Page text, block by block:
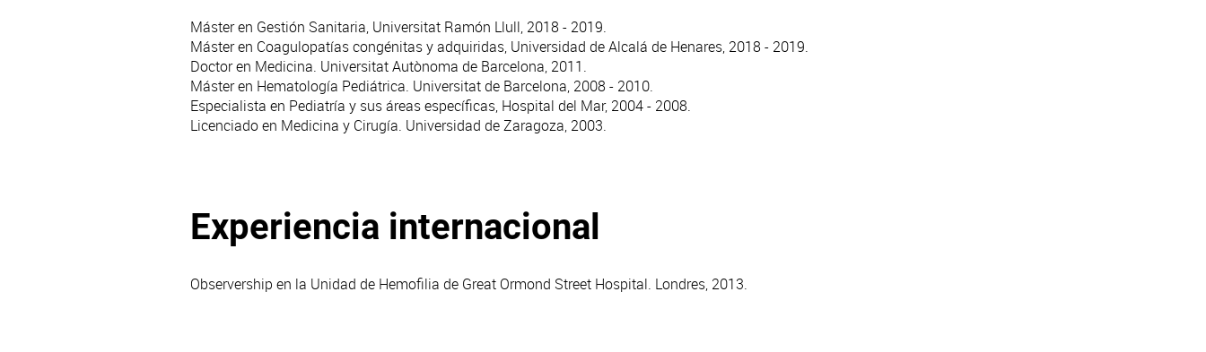
Máster en Gestión Sanitaria, Universitat Ramón Llull, 2018 - 2019.
Máster en Coagulopatías congénitas y adquiridas, Universidad de Alcalá de Henares, 2018 - 2019.
Doctor en Medicina. Universitat Autònoma de Barcelona, 2011.
Máster en Hematología Pediátrica. Universitat de Barcelona, 2008 - 2010.
Especialista en Pediatría y sus áreas específicas, Hospital del Mar, 2004 - 2008.
Licenciado en Medicina y Cirugía. Universidad de Zaragoza, 2003.
Experiencia internacional
Observership en la Unidad de Hemofilia de Great Ormond Street Hospital. Londres, 2013.